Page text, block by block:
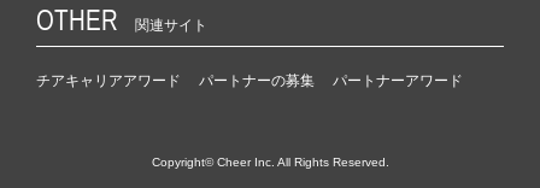
OTHER 関連サイト
チアキャリアアワード パートナーの募集 パートナーアワード
Copyright© Cheer Inc. All Rights Reserved.